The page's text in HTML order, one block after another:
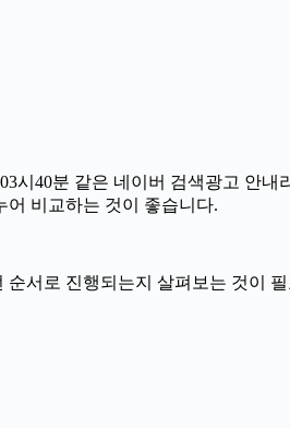
시40분 같은 네이버 검색광고 안내
어 비교하는 것이 좋습니다.
서로 진행되는지 살펴보는 것이 필